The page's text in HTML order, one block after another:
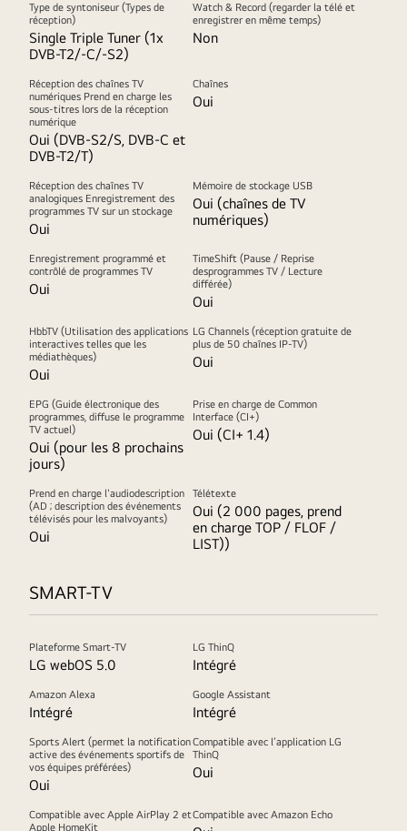
Type de syntoniseur (Types de
réception)
Single Triple Tuner (1x
DVB-T2/-C/-S2)
Watch & Record (regarder la télé et
enregistrer en même temps)
Non
Réception des chaînes TV
numériques Prend en charge les
sous-titres lors de la réception
numérique
Oui (DVB-S2/S, DVB-C et
DVB-T2/T)
Chaînes
Oui
Réception des chaînes TV
analogiques Enregistrement des
programmes TV sur un stockage
Oui
Mémoire de stockage USB
Oui (chaînes de TV
numériques)
Enregistrement programmé et
contrôlé de programmes TV
Oui
TimeShift (Pause / Reprise
desprogrammes TV / Lecture
différée)
Oui
HbbTV (Utilisation des applications
interactives telles que les
médiathèques)
Oui
LG Channels (réception gratuite de
plus de 50 chaînes IP-TV)
Oui
EPG (Guide électronique des
programmes, diffuse le programme
TV actuel)
Oui (pour les 8 prochains
jours)
Prise en charge de Common
Interface (CI+)
Oui (CI+ 1.4)
Prend en charge l'audiodescription
(AD ; description des événements
télévisés pour les malvoyants)
Oui
Télétexte
Oui (2 000 pages, prend
en charge TOP / FLOF /
LIST))
SMART-TV
Plateforme Smart-TV
LG webOS 5.0
LG ThinQ
Intégré
Amazon Alexa
Intégré
Google Assistant
Intégré
Sports Alert (permet la notification
active des événements sportifs de
vos équipes préférées)
Oui
Compatible avec l’application LG
ThinQ
Oui
Compatible avec Apple AirPlay 2 et
Apple HomeKit
Compatible avec Amazon Echo